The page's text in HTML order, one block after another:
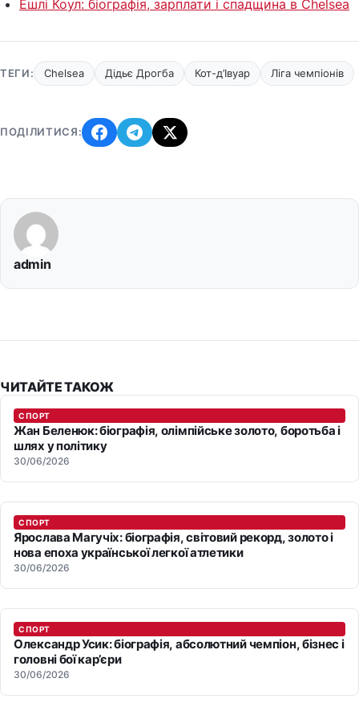
Ешлі Коул: біографія, зарплати і спадщина в Chelsea
ТЕГИ: Chelsea Дідьє Дрогба Кот-д’Івуар Ліга чемпіонів
ПОДІЛИТИСЯ:
admin
ЧИТАЙТЕ ТАКОЖ
СПОРТ
Жан Беленюк: біографія, олімпійське золото, боротьба і
шлях у політику
30/06/2026
СПОРТ
Ярослава Магучіх: біографія, світовий рекорд, золото і
нова епоха української легкої атлетики
30/06/2026
СПОРТ
Олександр Усик: біографія, абсолютний чемпіон, бізнес і
головні бої кар’єри
30/06/2026